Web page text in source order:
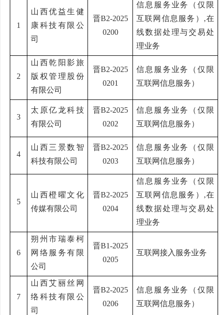
1
山西优益生健
康科技有限公
司
晋B2-2025
0200
信息服务业务（仅限
互联网信息服务） ,在
线数据处理与交易处
理业务
2
山西乾阳影旅
版权管理股份
有限公司
晋B2-2025
0201
信息服务业务（仅限
互联网信息服务）
3
太原亿龙科技
有限公司
晋B2-2025
0202
信息服务业务（仅限
互联网信息服务）
4
山西三景数智
科技有限公司
晋B2-2025
0203
信息服务业务（仅限
互联网信息服务）
5
山西橙曜文化
传媒有限公司
晋B2-2025
0204
信息服务业务（仅限
互联网信息服务） ,在
线数据处理与交易处
理业务
6
朔州市瑞泰柯
网络服务有限
公司
晋B1-2025
0205
互联网接入服务业务
7
山西艾丽丝网
络科技有限公
司
晋B2-2025
0206
信息服务业务（仅限
互联网信息服务）